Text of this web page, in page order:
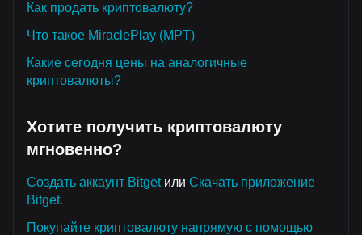
Как продать криптовалюту?
Что такое MiraclePlay (MPT)
Какие сегодня цены на аналогичные
криптовалюты?
Хотите получить криптовалюту
мгновенно?
Создать аккаунт Bitgetили Скачать приложение
Bitget.
Покупайте криптовалюту напрямую с помощью